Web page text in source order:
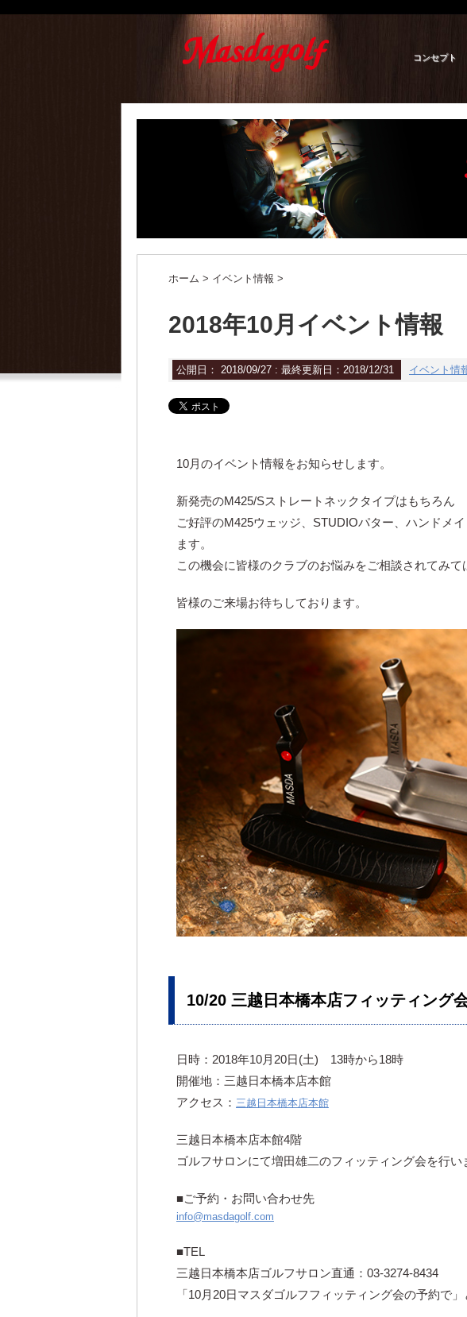
コンセプト
ホーム > イベント情報 >
2018年10月イベント情報
公開日： 2018/09/27 : 最終更新日：2018/12/31 イベント情
10月のイベント情報をお知らせします。
新発売のM425/Sストレートネックタイプはもちろん
ご好評のM425ウェッジ、STUDIOパター、ハンドメ
ます。
この機会に皆様のクラブのお悩みをご相談されてみて
皆様のご来場お待ちしております。
10/20 三越日本橋本店フィッティング
日時：2018年10月20日(土) 13時から18時
開催地：三越日本橋本店本館
アクセス： 三越日本橋本店本館
三越日本橋本店本館4階
ゴルフサロンにて増田雄二のフィッティング会を行い
■ご予約・お問い合わせ先
info@masdagolf.com
■TEL
三越日本橋本店ゴルフサロン直通：03-3274-8434
「10月20日マスダゴルフフィッティング会の予約で」